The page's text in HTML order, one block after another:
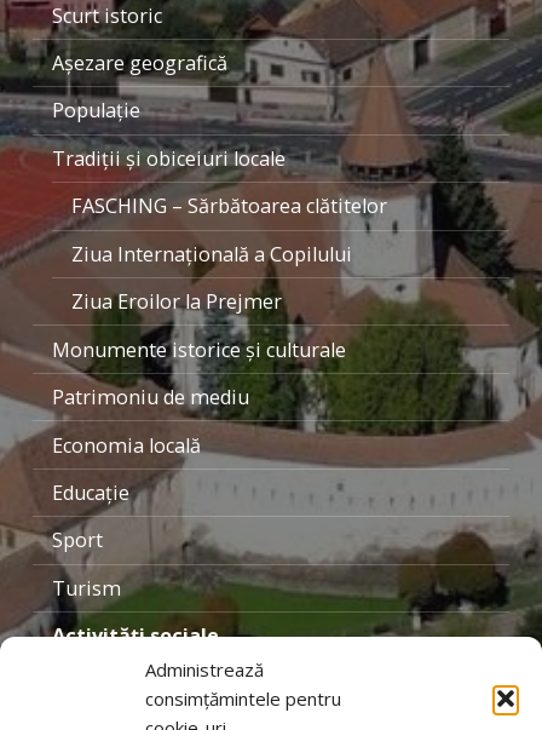
Administrează
consimțămintele pentru
Scurt istoric
Aşezare geografică
Populaţie
Tradiţii şi obiceiuri locale
FASCHING – Sărbătoarea clătitelor
Ziua Internaţională a Copilului
Ziua Eroilor la Prejmer
Monumente istorice şi culturale
Patrimoniu de mediu
Economia locală
Educaţie
Sport
Turism
Activităţi sociale
Personalităţi locale